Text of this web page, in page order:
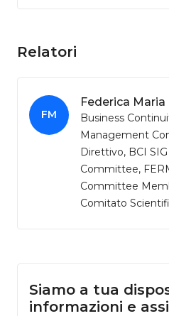
Relatori
FM
Federica Maria
Business
Management
Direttivo, BCI
Committee,
Committee
Comitato
Siamo a tua
informazioni e